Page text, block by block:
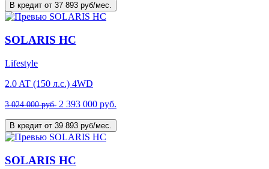
В кредит от 37 893 руб/мес.
SOLARIS HC
Lifestyle
2.0 AT (150 л.с.) 4WD
3 024 000 руб. 2 393 000 руб.
В кредит от 39 893 руб/мес.
SOLARIS HC